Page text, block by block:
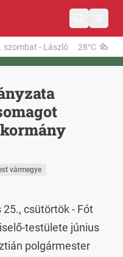
szombat - László 28°C
vármegye
csütörtök - Fót
testülete június
polgármester